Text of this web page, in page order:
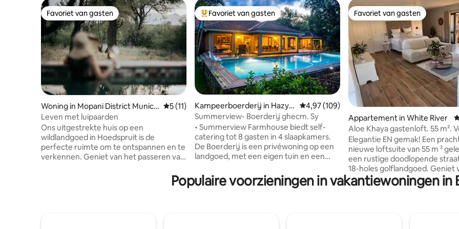
Favoriet van gasten
Favoriet van gasten
Woning in Mopani District Munici
pality
Gemiddelde beoordeling van 5 uit 5, 11 recensies
5 (11)
Leven met luipaarden
Ons uitgestrekte huis op een
wildlandgoed in Hoedspruit is de
perfecte ruimte om te ontspannen en te
verkennen. Geniet van het passeren van
wrattenzwijnen, allerlei soorten buck,
mangoezen, gigantische hagedissen en
Topfavoriet van gasten
Favoriet van gasten
Kampeerboerderij in Hazyvi
ew
Gemiddelde beoordeling van 4,97 uit 5, 109
4,97 (109)
Summerview- Boerderij ghecm. Sy
• Summerview Farmhouse biedt self-
catering tot 8 gasten in 4 slaapkamers.
De Boerderij is een privéwoning op een
landgoed, met een eigen tuin en een
ruim, inderdaad enorm en goed
ingericht. • gratis wifi • Grote flatscreen
Favoriet van gasten
Favoriet van gasten
Appartement in White River
Aloe Khaya gastenloft. 55 m².
golfterrein
Elegantie EN gemak! Een
nieuwe loftsuite van 55 m ²
een rustige doodlopende
18-holes golflandgoed. Geniet
gemoedsrust met eersteklas
en zonne-energie, zodat je je
beddengoed van Egyptisch
Populaire voorzieningen in vakantiewoningen in